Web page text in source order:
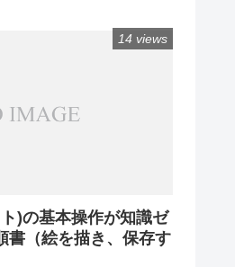
)の基本操作が知識ゼ
書（絵を描き、保存す
14 views